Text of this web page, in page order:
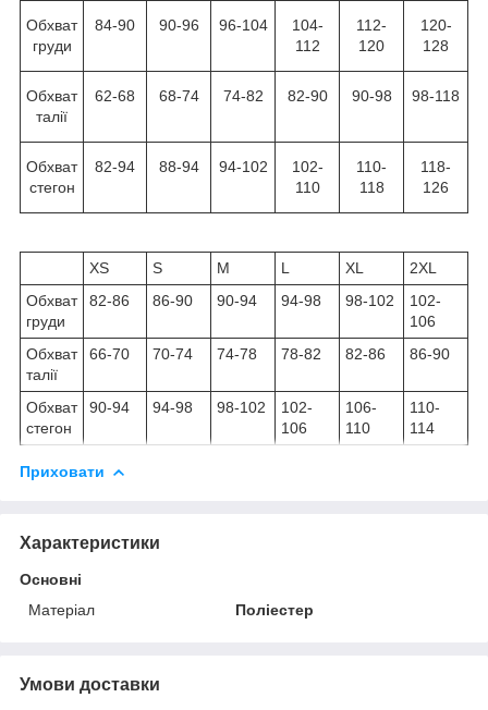
Обхват
груди
84-90 90-96 96-104
104-
112
112-
120
120-
128
Обхват
талії
62-68 68-74 74-82 82-90 90-98 98-118
Обхват
стегон
82-94 88-94 94-102
102-
110
110-
118
118-
126
XS S M L XL
2XL
Обхват
груди
82-86 86-90 90-94 94-98 98-102
102-
106
Обхват
талії
66-70 70-74 74-78 78-82 82-86 86-90
Обхват
стегон
90-94 94-98 98-102
102-
106
106-
110
110-
114
Приховати
Характеристики
Основні
Матеріал
Поліестер
Умови доставки